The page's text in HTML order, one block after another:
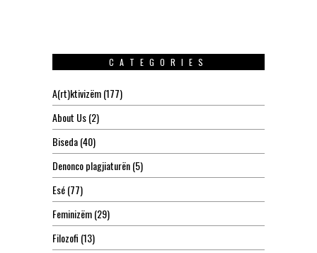
CATEGORIES
A(rt)ktivizëm(177)
About Us(2)
Biseda(40)
Denonco plagjiaturën(5)
Esé(77)
Feminizëm(29)
Filozofi (13)